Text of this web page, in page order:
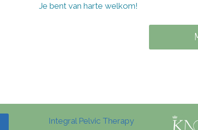
Je bent van harte welkom!
Integral Pelvic Therapy